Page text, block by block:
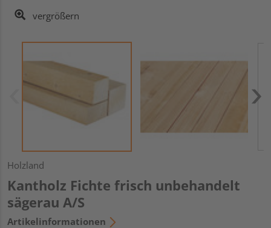
vergrößern
Holzland
Kantholz Fichte frisch unbehandelt
sägerau A/S
Artikelinformationen